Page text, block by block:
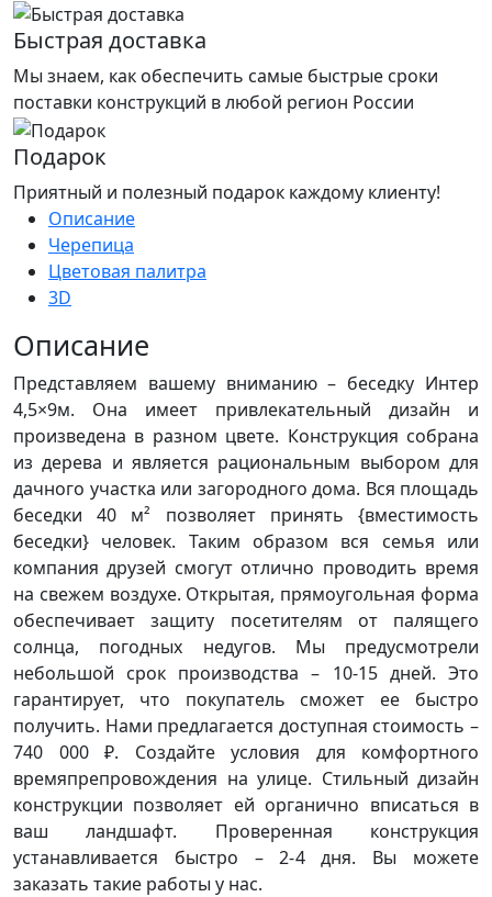
Быстрая доставка
Мы знаем, как обеспечить самые быстрые сроки
поставки конструкций в любой регион России
Подарок
Приятный и полезный подарок каждому клиенту!
Описание
Черепица
Цветовая палитра
3D
Описание
Представляем вашему вниманию – беседку Интер
4,5×9м. Она имеет привлекательный дизайн и
произведена в разном цвете. Конструкция собрана
из дерева и является рациональным выбором для
дачного участка или загородного дома. Вся площадь
беседки 40 м² позволяет принять {вместимость
беседки} человек. Таким образом вся семья или
компания друзей смогут отлично проводить время
на свежем воздухе. Открытая, прямоугольная форма
обеспечивает защиту посетителям от палящего
солнца, погодных недугов. Мы предусмотрели
небольшой срок производства – 10-15 дней. Это
гарантирует, что покупатель сможет ее быстро
получить. Нами предлагается доступная стоимость –
740 000 ₽. Создайте условия для комфортного
времяпрепровождения на улице. Стильный дизайн
конструкции позволяет ей органично вписаться в
ваш ландшафт. Проверенная конструкция
устанавливается быстро – 2-4 дня. Вы можете
заказать такие работы у нас.